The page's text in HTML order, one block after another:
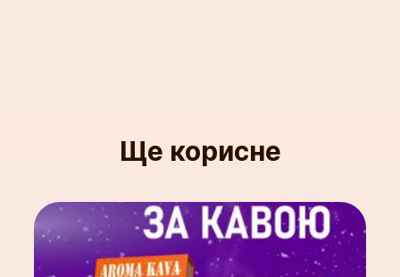
Ще корисне